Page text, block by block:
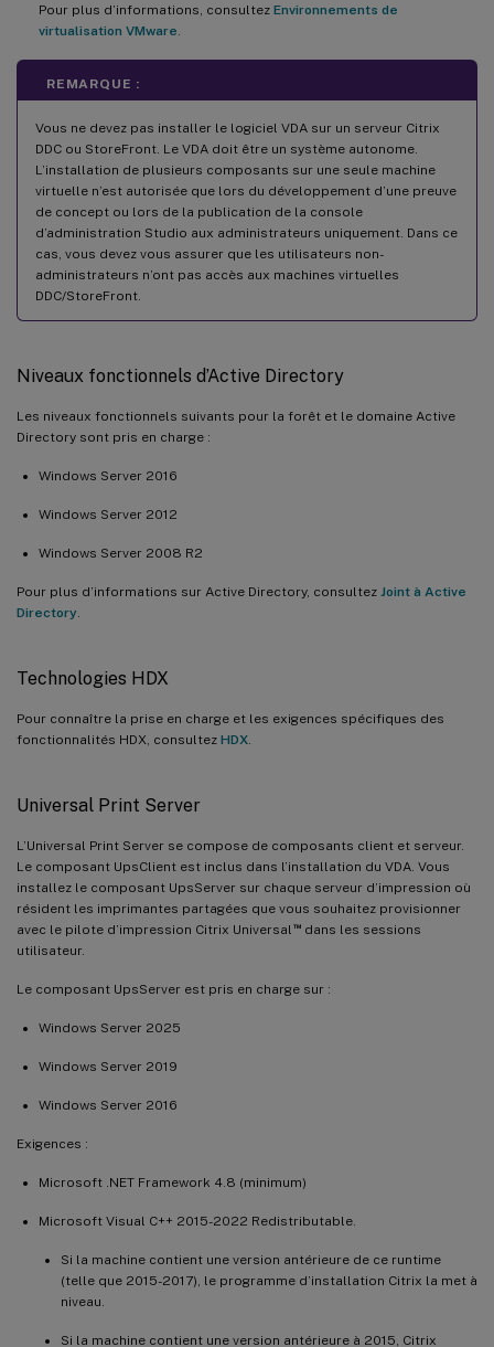
Pour plus d’informations, consultez Environnements de
virtualisation VMware
REMARQUE :
Vous ne devez pas installer le logiciel VDA sur un serveur Citrix
DDC ou StoreFront. Le VDA doit être un système autonome.
L’installation de plusieurs composants sur une seule machine
virtuelle n’est autorisée que lors du développement d’une preuve
de concept ou lors de la publication de la console
d’administration Studio aux administrateurs uniquement. Dans ce
cas, vous devez vous assurer que les utilisateurs non-
administrateurs n’ont pas accès aux machines virtuelles
DDC/StoreFront.
Niveaux fonctionnels d’Active Directory
Les niveaux fonctionnels suivants pour la forêt et le domaine Active
Directory sont pris en charge :
Windows Server 2016
Windows Server 2012
Windows Server 2008 R2
Pour plus d’informations sur Active Directory, consultez Joint à Active
Directory
Technologies HDX
Pour connaître la prise en charge et les exigences spécifiques des
fonctionnalités HDX, consultez HDX
Universal Print Server
L’Universal Print Server se compose de composants client et serveur.
Le composant UpsClient est inclus dans l’installation du VDA. Vous
installez le composant UpsServer sur chaque serveur d’impression où
résident les imprimantes partagées que vous souhaitez provisionner
avec le pilote d’impression Citrix Universal ™dans les sessions
utilisateur.
Le composant UpsServer est pris en charge sur :
Windows Server 2025
Windows Server 2019
Windows Server 2016
Exigences :
Microsoft .NET Framework 4.8 (minimum)
Microsoft Visual C++ 2015-2022 Redistributable.
Si la machine contient une version antérieure de ce runtime
(telle que 2015-2017), le programme d’installation Citrix la met à
niveau.
Si la machine contient une version antérieure à 2015, Citrix